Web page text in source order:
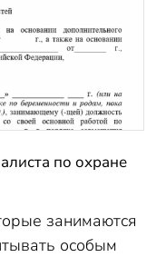
по охране
занимаются
особым